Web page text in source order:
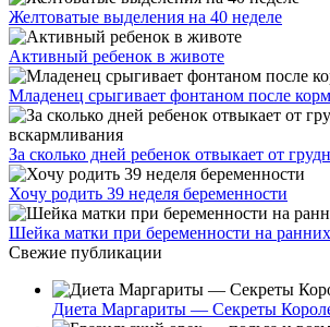
Желтоватые выделения на 40 неделе
Активный ребенок в животе
Младенец срыгивает фонтаном после
За сколько дней ребенок отвыкает от
Хочу родить 39 неделя беременности
Шейка матки при беременности на
Свежие публикации
Диета Маргариты — Секреты